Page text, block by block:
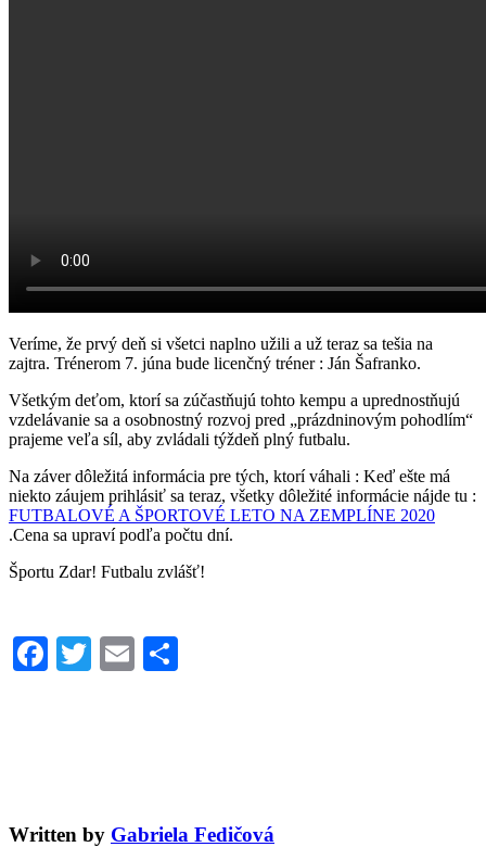
Veríme, že prvý deň si všetci naplno užili a už teraz sa tešia na
zajtra. Trénerom 7. júna bude licenčný tréner : Ján Šafranko.
Všetkým deťom, ktorí sa zúčastňujú tohto kempu a uprednostňujú
vzdelávanie sa a osobnostný rozvoj pred „prázdninovým pohodlím“
prajeme veľa síl, aby zvládali týždeň plný futbalu.
Na záver dôležitá informácia pre tých, ktorí váhali : Keď ešte má
niekto záujem prihlásiť sa teraz, všetky dôležité informácie nájde tu :
FUTBALOVÉ A ŠPORTOVÉ LETO NA ZEMPLÍNE 2020
.Cena sa upraví podľa počtu dní.
Športu Zdar! Futbalu zvlášť!
Facebook
TwitterEmail
Written by Gabriela Fedičová